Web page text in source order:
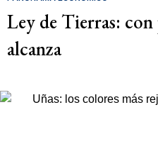
Ley de Tierras:
alcanza